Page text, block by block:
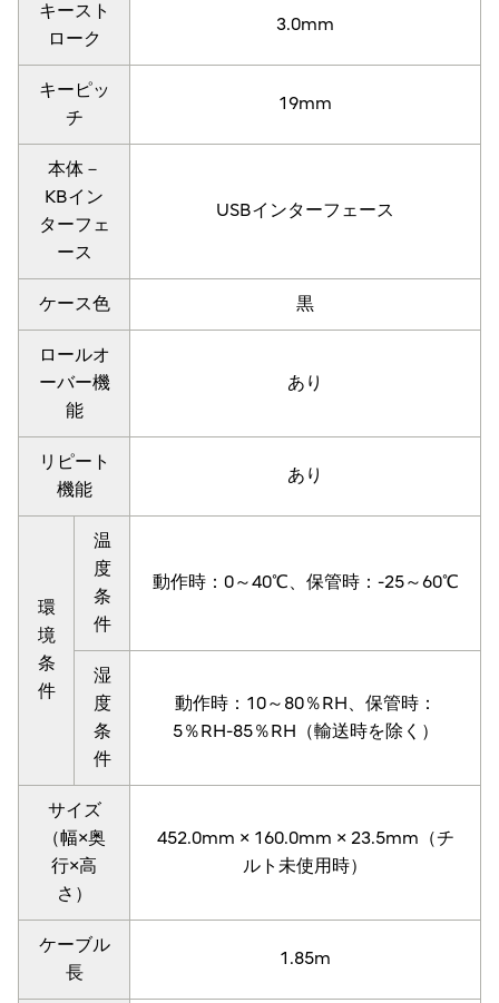
キースト
ローク
3.0mm
キーピッ
チ
19mm
本体－
KBイン
ターフェ
ース
USBインターフェース
ケース色 黒
ロールオ
ーバー機
能
あり
リピート
機能
あり
環
境
条
件
温
度
条
件
動作時：0～40℃、保管時：-25～60℃
湿
度
条
件
動作時：10～80％RH、保管時：
5％RH-85％RH（輸送時を除く）
サイズ
（幅×奥
行×高
さ）
452.0mm × 160.0mm × 23.5mm（チ
ルト未使用時）
ケーブル
長
1.85m